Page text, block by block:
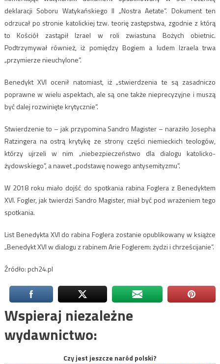
deklaracji Soboru Watykańskiego II „Nostra Aetate”. Dokument ten
odrzucał po stronie katolickiej tzw. teorię zastępstwa, zgodnie z którą
to Kościół zastąpił Izrael w roli zwiastuna Bożych obietnic.
Podtrzymywał również, iż pomiędzy Bogiem a ludem Izraela trwa
„przymierze nieuchylone”.
Benedykt XVI ocenił natomiast, iż „stwierdzenia te są zasadniczo
poprawne w wielu aspektach, ale są one także nieprecyzyjne i muszą
być dalej rozwinięte krytycznie”.
Stwierdzenie to – jak przypomina Sandro Magister – naraziło Josepha
Ratzingera na ostrą krytykę ze strony części niemieckich teologów,
którzy ujrzeli w nim „niebezpieczeństwo dla dialogu katolicko-
żydowskiego”, a nawet „podstawę nowego antysemityzmu”.
W 2018 roku miało dojść do spotkania rabina Foglera z Benedyktem
XVI. Fogler, jak twierdzi Sandro Magister, miał być pod wrażeniem tego
spotkania.
List Benedykta XVI do rabina Foglera zostanie opublikowany w książce
„Benedykt XVI w dialogu z rabinem Arie Foglerem: żydzi i chrześcijanie”.
Źródło: pch24.pl
Wspieraj niezależne
wydawnictwo:
Czy jest jeszcze naród polski?